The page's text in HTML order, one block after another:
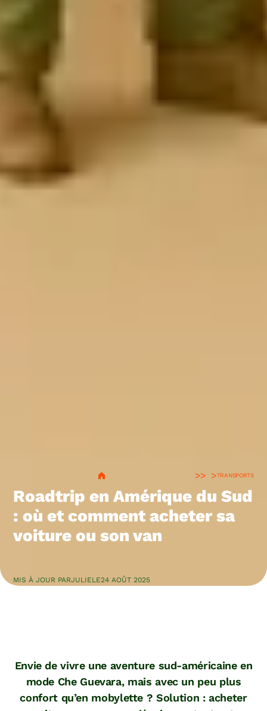
> TRANSPORTS
Roadtrip en Amérique du Sud
: où et comment acheter sa
voiture ou son van
MIS À JOUR PARJULIELE24 AOÛT 2025
Envie de vivre une aventure sud-américaine en
mode Che Guevara, mais avec un peu plus
confort qu’en mobylette ? Solution : acheter